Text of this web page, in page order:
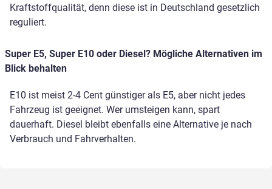
Kraftstoffqualität, denn diese ist in Deutschland gesetzlich
reguliert.
Super E5, Super E10 oder Diesel? Mögliche Alternativen im
Blick behalten
E10 ist meist 2-4 Cent günstiger als E5, aber nicht jedes
Fahrzeug ist geeignet. Wer umsteigen kann, spart
dauerhaft. Diesel bleibt ebenfalls eine Alternative je nach
Verbrauch und Fahrverhalten.